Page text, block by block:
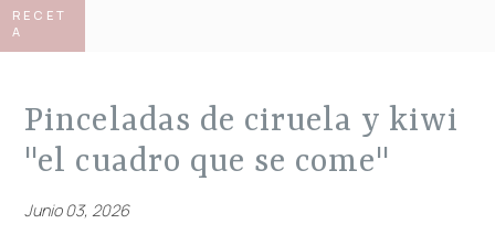
RECET
A
pinceladas de ciruela y kiwi
"el cuadro que se come"
Junio 03, 2026